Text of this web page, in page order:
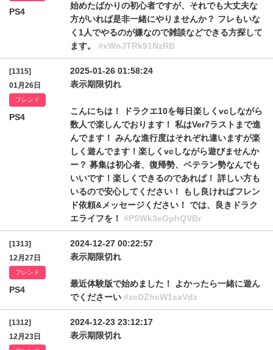
PS4
始めたばかりの初心者ですが、それでも大丈夫な
方がいれば是非一緒にやりませんか？ フレもいな
く1人でやるのが嫌なので雑談などできる方探して
ます。 #xWnJTRk91NzRB
[1315]
01月26日
フレンド
PS4
2025-01-26 01:58:24
表示期限切れ
こんにちは！ ドラクエ10を毎日楽しくvcしながら
数人で楽しんでおります！ 私はVer7ラストまで進
んでます！ みんな進行度はそれぞれ違いますが楽
しく遊んでます！楽しくvcしながら遊びませんか
ー？ 募集は初心者、復帰勢、ベテラン勢なんでも
いいです！楽しくできるのであれば！ 詳しい方も
いるので安心してください！ もし良ければフレン
ド依頼&メッセージください！ では、良きドラク
エライフを！ #PSWk3eGphQVBr
[1313]
12月27日
フレンド
PS4
2024-12-27 00:22:57
表示期限切れ
最近体験版で始めました！ よかったら一緒に遊ん
でくださーい #zeDZhcW1saVdz
[1312]
12月23日
2024-12-23 23:12:17
表示期限切れ